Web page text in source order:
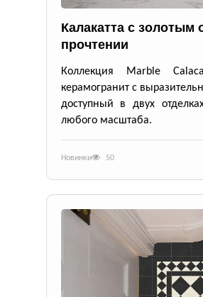
Калакатта с золотым
прочтении
Коллекция Marble
керамогранит с
доступный в двух
любого масштаба.
Новинки 50